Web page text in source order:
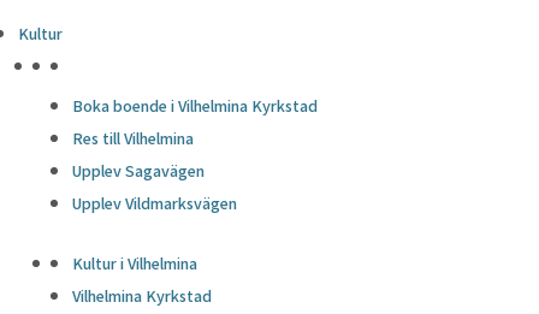
Kultur
Boka boende i Vilhelmina Kyrkstad
Res till Vilhelmina
Upplev Sagavägen
Upplev Vildmarksvägen
Kultur i Vilhelmina
Vilhelmina Kyrkstad